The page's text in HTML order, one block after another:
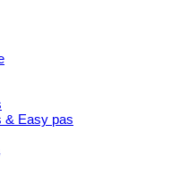
& Easy pas